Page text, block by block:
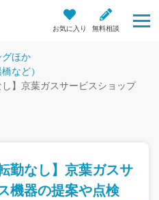
お気に入り 無料相談
ほか
など）
し】京葉ガスサービスショップ
勤なし】京葉ガスサ
機器の提案や点検